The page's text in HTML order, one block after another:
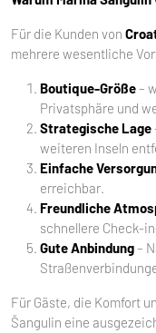
Für die Kunden von
mehrere wesentliche
Boutique-Größe–
Privatsphäre und
Strategische Lage
weiteren Inseln
Einfache
erreichbar.
Freundliche
schnellere Check-
Gute Anbindung–
Für Gäste, die Komfort
Šangulin eine